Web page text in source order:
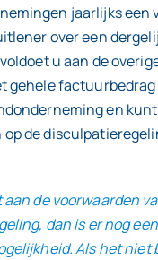
jaarlijks een
over een
u aan de
gehele
en
op de
aan de voorwaarden
dan is er nog
Als het niet